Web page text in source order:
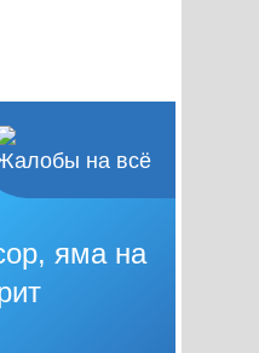
на всё
яма на